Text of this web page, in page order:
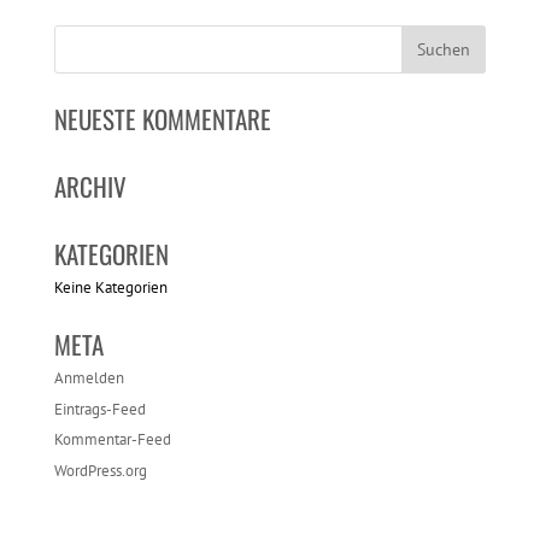
NEUESTE KOMMENTARE
ARCHIV
KATEGORIEN
Keine Kategorien
META
Anmelden
Eintrags-Feed
Kommentar-Feed
WordPress.org